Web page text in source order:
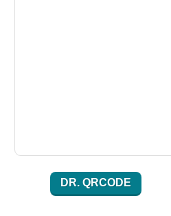
DR. QRCODE